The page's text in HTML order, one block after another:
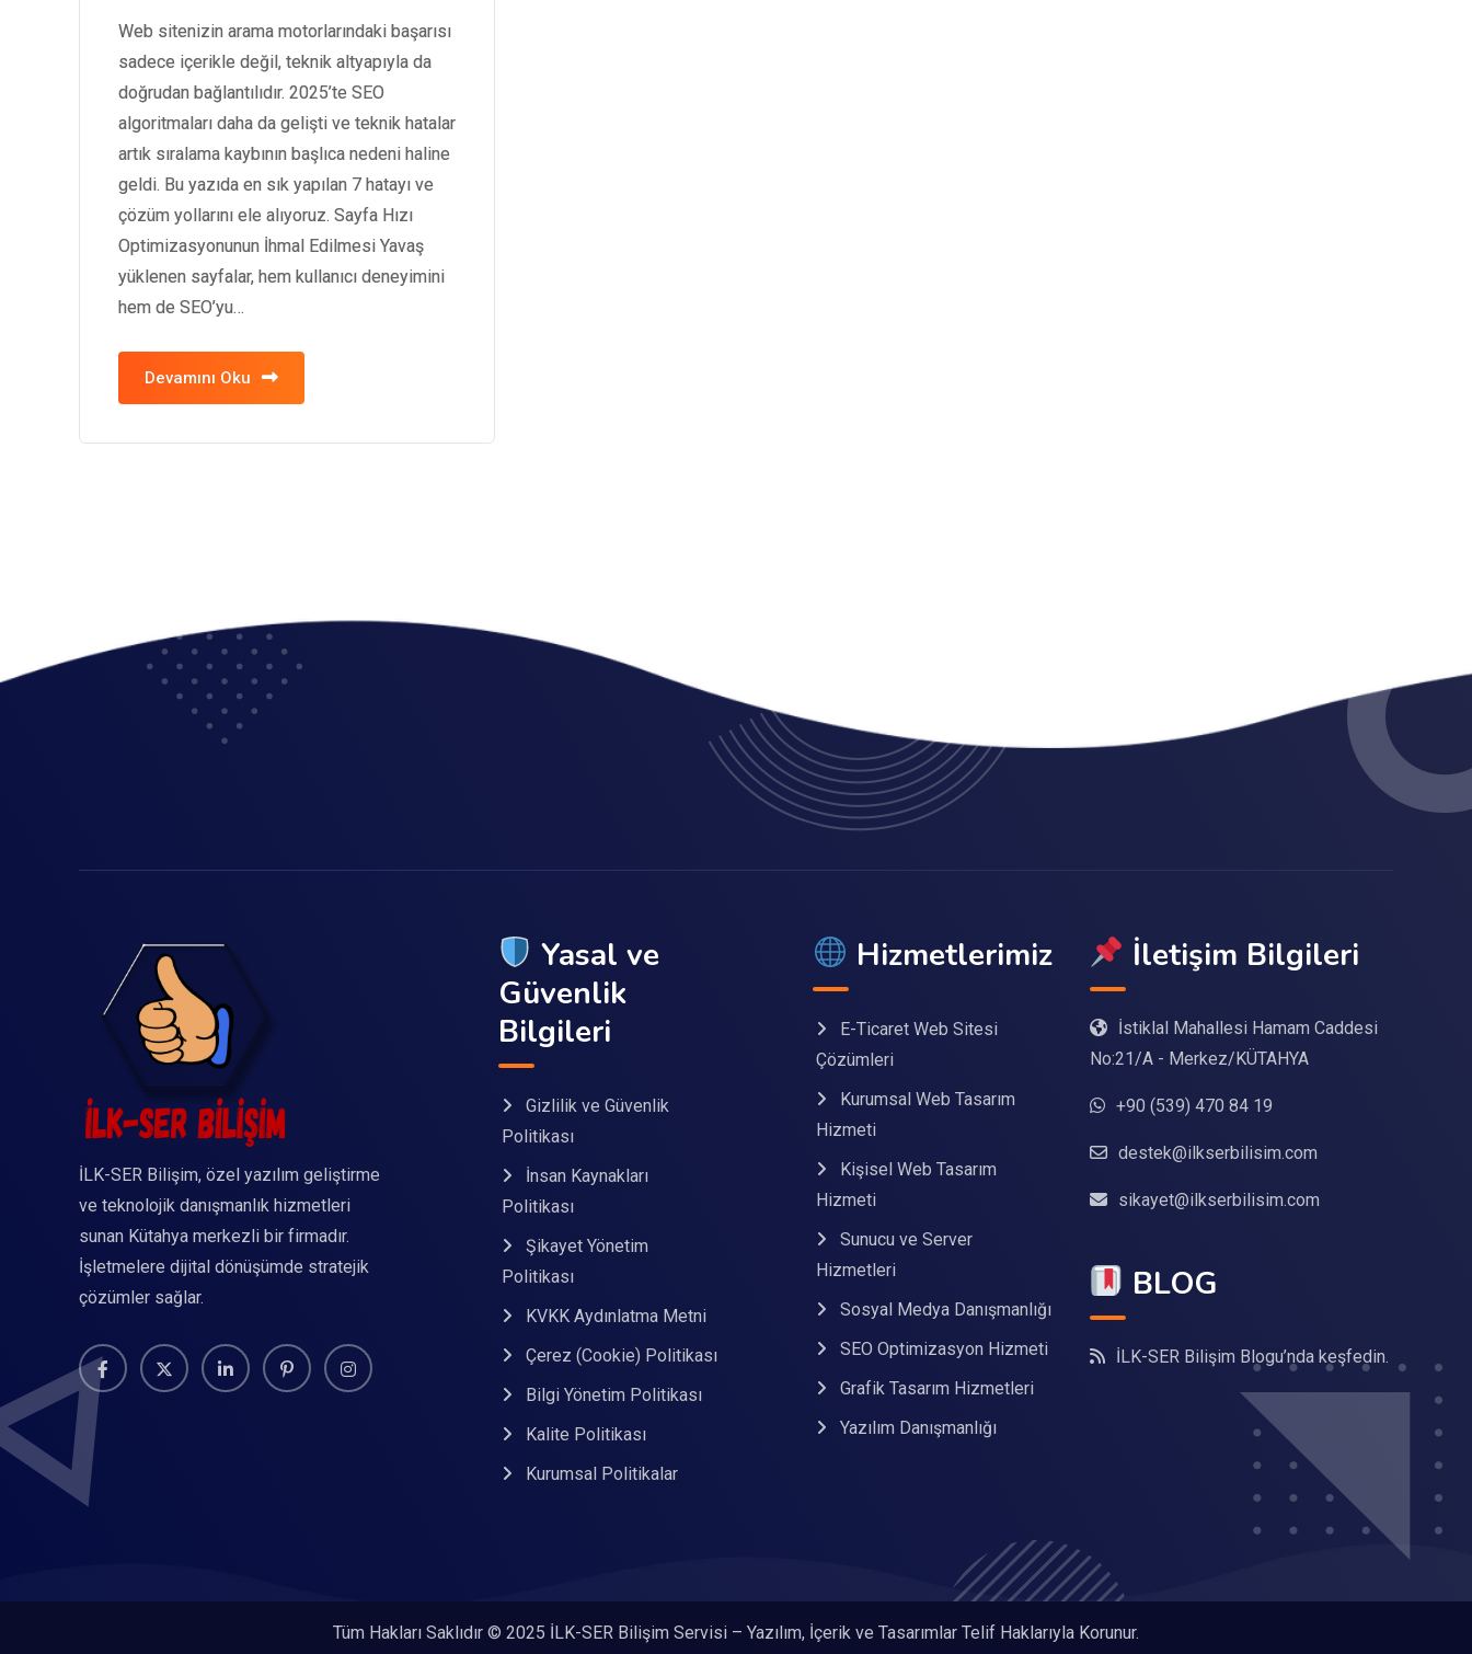
Web sitenizin arama motorlarındaki başarısı
sadece içerikle değil, teknik altyapıyla da
doğrudan bağlantılıdır. 2025’te SEO
algoritmaları daha da gelişti ve teknik hatalar
artık sıralama kaybının başlıca nedeni haline
geldi. Bu yazıda en sık yapılan 7 hatayı ve
çözüm yollarını ele alıyoruz. Sayfa Hızı
Optimizasyonunun İhmal Edilmesi Yavaş
yüklenen sayfalar, hem kullanıcı deneyimini
hem de SEO’yu…
Devamını Oku
İLK-SER Bilişim, özel yazılım geliştirme
ve teknolojik danışmanlık hizmetleri
sunan Kütahya merkezli bir firmadır.
İşletmelere dijital dönüşümde stratejik
çözümler sağlar.
Yasal ve
Güvenlik
Bilgileri
Gizlilik ve Güvenlik
Politikası
İnsan Kaynakları
Politikası
Şikayet Yönetim
Politikası
KVKK Aydınlatma Metni
Çerez (Cookie) Politikası
Bilgi Yönetim Politikası
Kalite Politikası
Kurumsal Politikalar
Hizmetlerimiz
E-Ticaret Web Sitesi
Çözümleri
Kurumsal Web Tasarım
Hizmeti
Kişisel Web Tasarım
Hizmeti
Sunucu ve Server
Hizmetleri
Sosyal Medya Danışmanlığı
SEO Optimizasyon Hizmeti
Grafik Tasarım Hizmetleri
Yazılım Danışmanlığı
İletişim Bilgileri
İstiklal Mahallesi Hamam Caddesi
No:21/A - Merkez/KÜTAHYA
+90 (539) 470 84 19
destek@ilkserbilisim.com
sikayet@ilkserbilisim.com
BLOG
İLK-SER Bilişim Blogu’nda keşfedin.
Tüm Hakları Saklıdır © 2025 İLK-SER Bilişim Servisi – Yazılım, İçerik ve Tasarımlar Telif Haklarıyla Korunur.